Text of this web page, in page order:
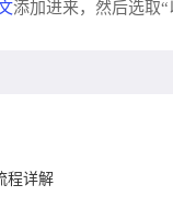
添加进来，然后选取
程详解